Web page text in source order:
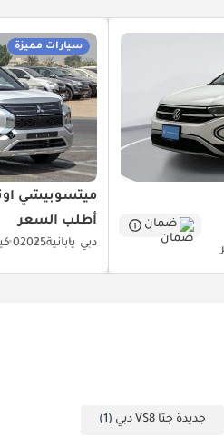
ضمان
سيارات مميزة
ميتسوبيشي
أطلب السعر
دبي يابانية20250 كيلومتر
جديدة جتا VS8 دبي (1)